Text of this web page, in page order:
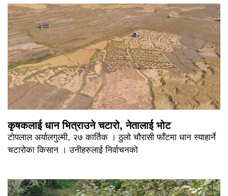
कृषकलाई धान भित्राउने चटारो, नेतालाई भोट
टोपलाल अर्यालगुल्मी, २७ कार्तिक । ठुलो चौरासी फाँटमा धान स्याहार्ने
चटारोका किसान । उनीहरुलाई निर्वाचनको